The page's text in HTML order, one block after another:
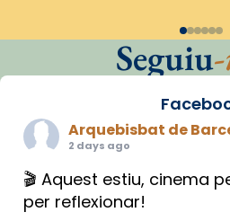
Seguiu
Arquebisbat de
2 days ago
🎬 Aquest estiu, cinema
per reflexionar!